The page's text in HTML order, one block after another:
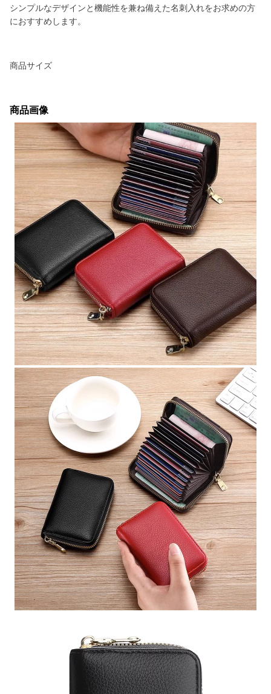
シンプルなデザインと機能性を兼ね備えた名刺入れをお求めの方
におすすめします。
商品サイズ
商品画像